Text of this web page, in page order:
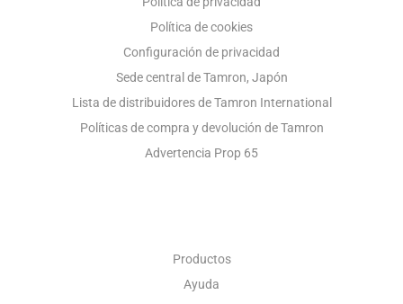
Política de cookies
Configuración de privacidad
Sede central de Tamron, Japón
Lista de distribuidores de Tamron International
Políticas de compra y devolución de Tamron
Advertencia Prop 65
Productos
Ayuda